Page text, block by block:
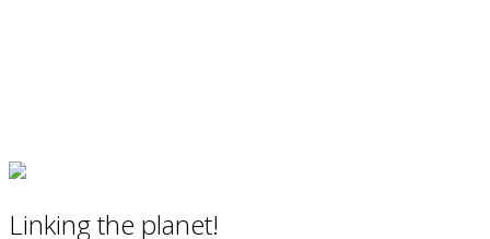
Linking the planet!